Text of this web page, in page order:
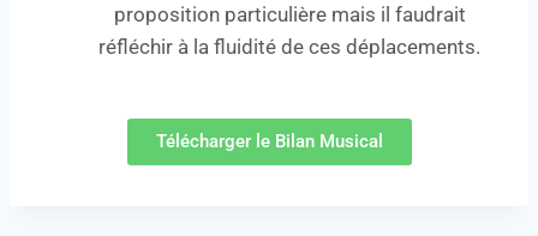
proposition particulière mais il faudrait
réfléchir à la fluidité de ces déplacements.
Télécharger le Bilan Musical